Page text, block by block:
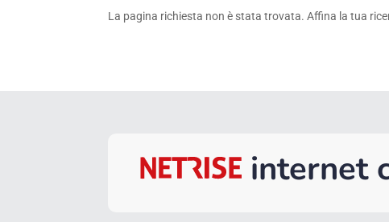
La pagina richiesta non è stata trovata. Affina la tua
internet